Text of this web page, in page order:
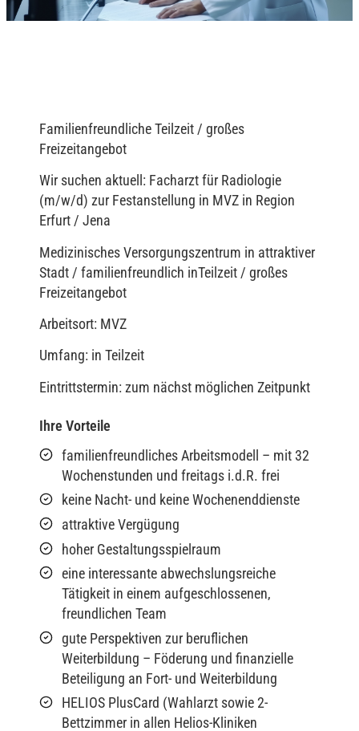
Familienfreundliche Teilzeit / großes
Freizeitangebot
Wir suchen aktuell: Facharzt für Radiologie
(m/w/d) zur Festanstellung in MVZ in Region
Erfurt / Jena
Medizinisches Versorgungszentrum in attraktiver
Stadt / familienfreundlich inTeilzeit / großes
Freizeitangebot
Arbeitsort: MVZ
Umfang: in Teilzeit
Eintrittstermin: zum nächst möglichen Zeitpunkt
Ihre Vorteile
familienfreundliches Arbeitsmodell – mit 32
Wochenstunden und freitags i.d.R. frei
keine Nacht- und keine Wochenenddienste
attraktive Vergügung
hoher Gestaltungsspielraum
eine interessante abwechslungsreiche
Tätigkeit in einem aufgeschlossenen,
freundlichen Team
gute Perspektiven zur beruflichen
Weiterbildung – Föderung und finanzielle
Beteiligung an Fort- und Weiterbildung
HELIOS PlusCard (Wahlarzt sowie 2-
Bettzimmer in allen Helios-Kliniken